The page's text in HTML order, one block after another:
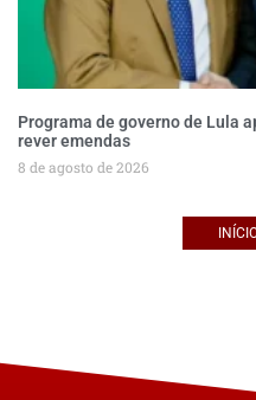
Programa de governo de Lula
rever emendas
8 de agosto de 2026